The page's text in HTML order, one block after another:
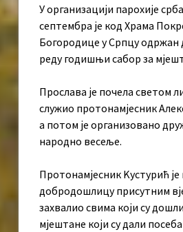
У организацији парохије
септембра је код Храма
Богородице у Српцу одржан
реду годишњи сабор за
Прослава је почела светом
служио протонамјесник
а потом је организовано
народно весеље.
Протонамјесник Kустурић
добродошлицу присутним
захвалио свима који су
мјештане који су дали